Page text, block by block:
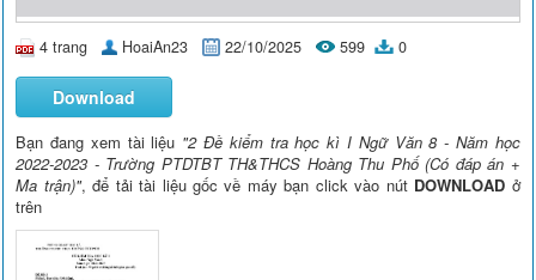
4 trang HoaiAn23 22/10/2025 599 0
Download
Bạn đang xem tài liệu "2 Đề kiểm tra học kì I Ngữ Văn 8 - Năm học
2022-2023 - Trường PTDTBT TH&THCS Hoàng Thu Phố (Có đáp án +
Ma trận)", để tải tài liệu gốc về máy bạn click vào nút DOWNLOAD ở
trên